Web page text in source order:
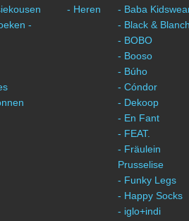
-
- Heren
- Baba
- Black &
- BOBO
- Booso
- Búho
- Cóndor
- Dekoop
- En Fant
- FEAT.
- Fräulein
Prusselise
- Funky Legs
- Happy Socks
- iglo+indi